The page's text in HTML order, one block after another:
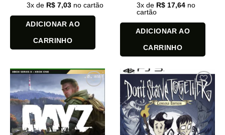
3x de R$ 7,03 no cartão
ADICIONAR AO
CARRINHO
3x de R$ 17,64 no
cartão
ADICIONAR AO
CARRINHO